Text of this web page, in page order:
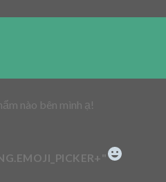
nào bên mình ạ!